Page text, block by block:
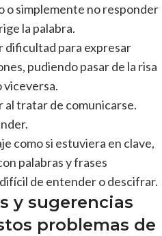
o simplemente no responder
la palabra.
dificultad para expresar
pudiendo pasar de la risa
viceversa.
al tratar de comunicarse.
como si estuviera en clave,
palabras y frases
de entender o descifrar.
y sugerencias
problemas de